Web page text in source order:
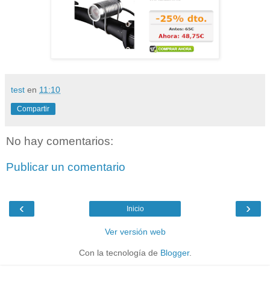
test en 11:10
Compartir
No hay comentarios:
Publicar un comentario
‹ ›
Inicio
Ver versión web
Con la tecnología de Blogger.